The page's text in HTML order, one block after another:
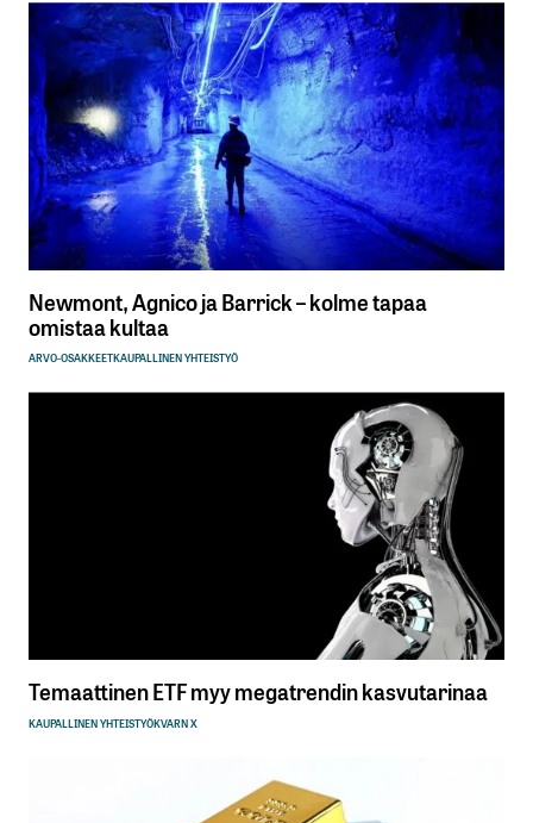
Newmont, Agnico ja Barrick – kolme tapaa
omistaa kultaa
ARVO-OSAKKEETKAUPALLINEN YHTEISTYÖ
Temaattinen ETF myy megatrendin kasvutarinaa
KAUPALLINEN YHTEISTYÖKVARN X